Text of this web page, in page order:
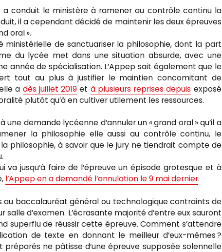
a conduit le ministère à ramener au contrôle continu la
il a cependant décidé de maintenir les deux épreuves
oral ».
ministérielle de sanctuariser la philosophie, dont la part
du lycée met dans une situation absurde, avec une
année de spécialisation. L’Appep sait également que le
tout au plus à justifier le maintien concomitant de
a dès juillet 2019 et à plusieurs reprises depuis exposé
plutôt qu’à en cultiver utilement les ressources.
demande lycéenne d’annuler un « grand oral » qu’il a
la philosophie elle aussi au contrôle continu, le
philosophie, à savoir que le jury ne tiendrait compte de
jusqu’à faire de l’épreuve un épisode grotesque et à
l’Appep en a demandé l’annulation le 9 mai dernier.
au baccalauréat général ou technologique contraints de
d’examen. L’écrasante majorité d’entre eux sauront
superflu de réussir cette épreuve. Comment s’attendre
de texte en donnant le meilleur d’eux-mêmes ?
ne pâtisse d’une épreuve supposée solennelle